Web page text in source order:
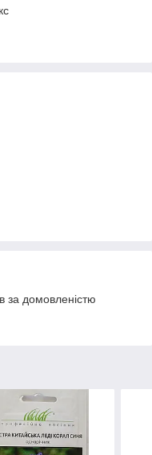
за домовленістю